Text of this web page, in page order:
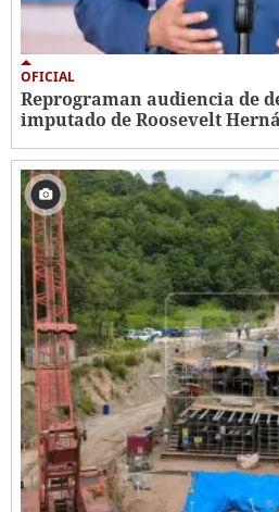
OFICIAL
Reprograman audiencia de
imputado de Roosevelt